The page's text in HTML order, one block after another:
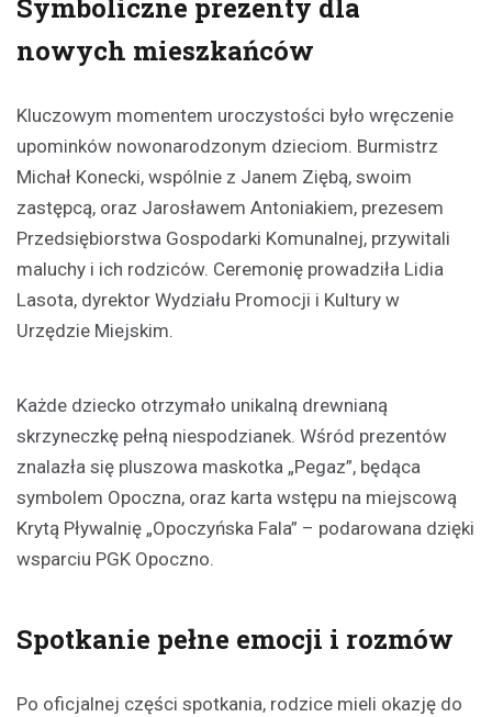
Symboliczne prezenty dla
nowych mieszkańców
Kluczowym momentem uroczystości było wręczenie
upominków nowonarodzonym dzieciom. Burmistrz
Michał Konecki, wspólnie z Janem Ziębą, swoim
zastępcą, oraz Jarosławem Antoniakiem, prezesem
Przedsiębiorstwa Gospodarki Komunalnej, przywitali
maluchy i ich rodziców. Ceremonię prowadziła Lidia
Lasota, dyrektor Wydziału Promocji i Kultury w
Urzędzie Miejskim.
Każde dziecko otrzymało unikalną drewnianą
skrzyneczkę pełną niespodzianek. Wśród prezentów
znalazła się pluszowa maskotka „Pegaz”, będąca
symbolem Opoczna, oraz karta wstępu na miejscową
Krytą Pływalnię „Opoczyńska Fala” – podarowana dzięki
wsparciu PGK Opoczno.
Spotkanie pełne emocji i rozmów
Po oficjalnej części spotkania, rodzice mieli okazję do